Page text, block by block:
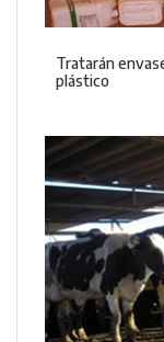
Tratarán
plástico